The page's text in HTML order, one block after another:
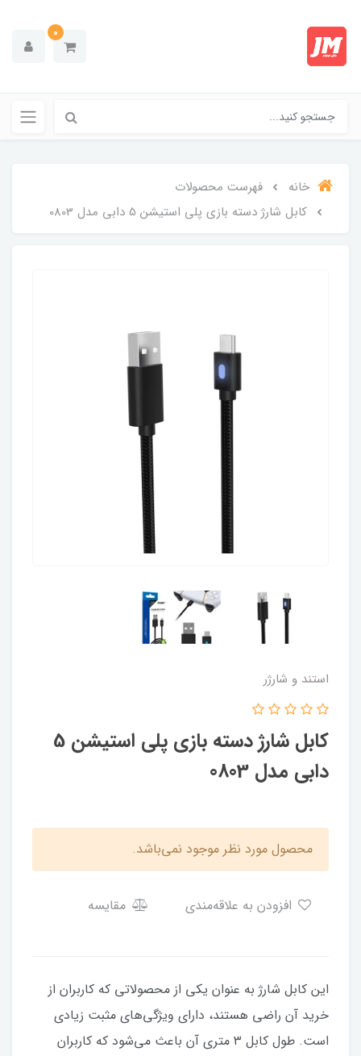
0
خانه
فهرست محصولات
کابل شارژ دسته بازی پلی استیشن 5 دابی مدل 0803
استند و شارژر
کابل شارژ دسته بازی پلی استیشن 5
دابی مدل 0803
محصول مورد نظر موجود نمی‌باشد.
مقایسه
این کابل شارژ به عنوان یکی از محصولاتی که کاربران از
خرید آن راضی هستند، دارای ویژگی‌های مثبت زیادی
است. طول کابل ۳ متری آن باعث می‌شود که کاربران